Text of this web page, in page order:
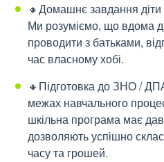
🔸Домашнє завдання
Ми розуміємо, що вдома
проводити з батьками,
час власному хобі.
🔸Підготовка до ЗНО /
межах навчального
шкільна програма має
дозволяють успішно
часу та грошей.